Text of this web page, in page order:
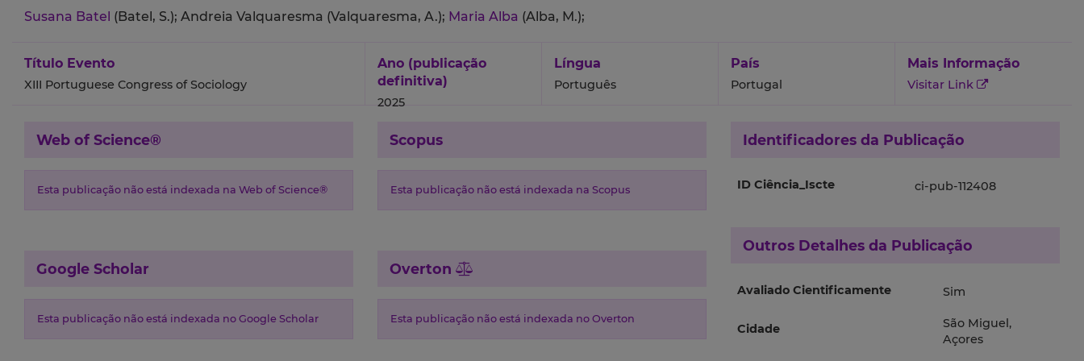
Susana Batel (Batel, S.); Andreia Valquaresma (Valquaresma, A.); Maria Alba (Alba, M.);
Título Evento
XIII Portuguese Congress of Sociology
Ano (publicação
definitiva)
2025
Língua
Português
País
Portugal
Mais Informação
Visitar Link
Web of Science®
Esta publicação não está indexada na Web of Science®
Scopus
Esta publicação não está indexada na Scopus
Google Scholar
Esta publicação não está indexada no Google Scholar
Overton
Esta publicação não está indexada no Overton
Identificadores da Publicação
ID Ciência_Iscte ci-pub-112408
Outros Detalhes da Publicação
Avaliado Cientificamente Sim
Cidade
São Miguel,
Açores